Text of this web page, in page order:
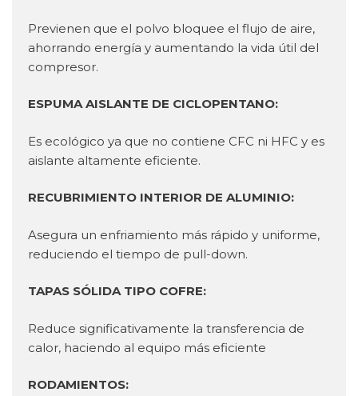
Previenen que el polvo bloquee el flujo de aire,
ahorrando energía y aumentando la vida útil del
compresor.
ESPUMA AISLANTE DE CICLOPENTANO:
Es ecológico ya que no contiene CFC ni HFC y es
aislante altamente eficiente.
RECUBRIMIENTO INTERIOR DE ALUMINIO:
Asegura un enfriamiento más rápido y uniforme,
reduciendo el tiempo de pull-down.
TAPAS SÓLIDA TIPO COFRE:
Reduce significativamente la transferencia de
calor, haciendo al equipo más eficiente
RODAMIENTOS: